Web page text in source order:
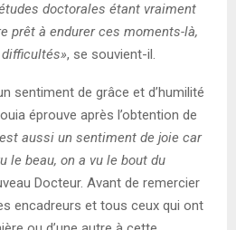
doctorales étant vraiment
prêt à endurer ces moments-là,
, se souvient-il.
sentiment de grâce et d’humilité
éprouve après l’obtention de
aussi un sentiment de joie car
le beau, on a vu le bout du
Docteur. Avant de remercier
encadreurs et tous ceux qui ont